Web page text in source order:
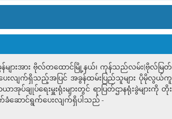
န်များအား ဗိုလ်တထောင်မြို့နယ်၊ ကုန်သည်လမ်း(ဗိုလ်မြတ်
က်ပေးလျက်ရှိသည့်အပြင် အခွန်ထမ်းပြည်သူများ ပိုမိုလွယ်ကူ
ျုပ်ရေးမှူးရုံးများတွင် ရာပြတ်ဌာနရုံးခွဲများကို တိုး
က်ခံဆောင်ရွက်ပေးလျက်ရှိပါသည် -